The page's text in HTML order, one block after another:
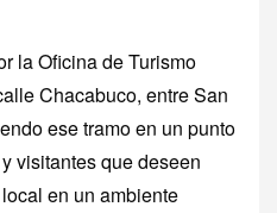
la Oficina de Turismo
Chacabuco, entre San
ese tramo en un punto
visitantes que deseen
en un ambiente